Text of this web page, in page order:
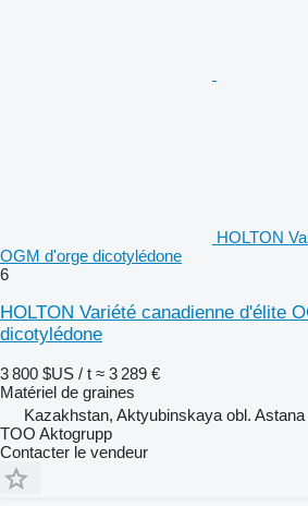
HOLTON
OGM d'orge dicotylédone
6
HOLTON Variété canadienne d'élite
dicotylédone
3 800 $US / t ≈ 3 289 €
Matériel de graines
Kazakhstan, Aktyubinskaya obl.
TOO Aktogrupp
Contacter le vendeur